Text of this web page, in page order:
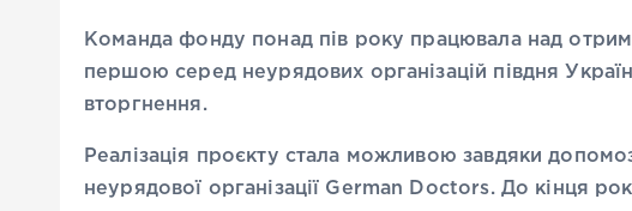
Команда фонду понад пів року працювала над
першою серед неурядових організацій півдня
вторгнення.
Реалізація проєкту стала можливою завдяки
неурядової організації German Doctors. До кінця